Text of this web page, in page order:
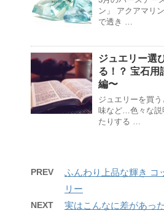
ン」 アクアマリ
で透き …
ジュエリー選
る！？ 宝石用
編〜
ジュエリーを買
味など…色々な説
たりする …
PREV
ふんわり上品な輝き コ
リー
NEXT
実はこんなに差があっ